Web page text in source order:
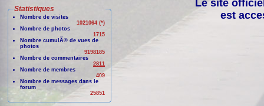
Statistiques
Nombre de visites
1021064 (*)
Nombre de photos
1715
Nombre cumulÃ© de vues de
photos
9198185
Nombre de commentaires
2811
Nombre de membres
409
Nombre de messages dans le
forum
25851
Le site
est